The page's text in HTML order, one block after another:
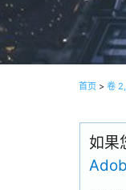
首页 > 卷
如果